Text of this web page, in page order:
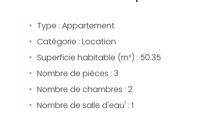
Type : Appartement
Catégorie : Location
Superficie habitable (m²) : 50.35
Nombre de pièces : 3
Nombre de chambres : 2
Nombre de salle d'eau' : 1